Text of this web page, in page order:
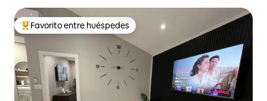
Favorito entre huéspedes preferido
Favorito entre huéspedes